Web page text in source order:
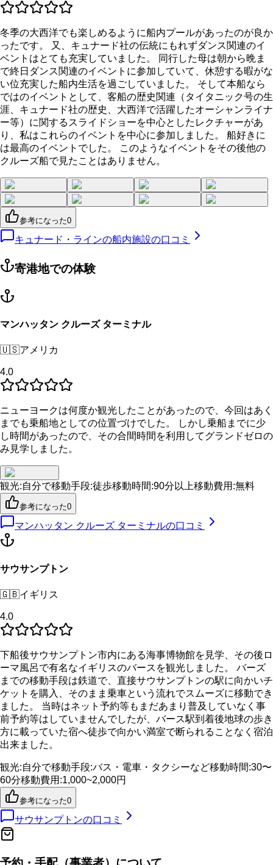
冬季の大西洋でも楽しめるように船内プールがあったのが良か
ったです。 又、キュナード社の伝統にもれずダンス関連のイ
ベントはとても充実していました。 同行した母は朝から晩ま
で終日ダンス関連のイベントに参加していて、休憩する暇がな
い位充実した船内生活を過ごしていました。 そして本船なら
ではのイベントとして、客船の歴史関連（タイタニック号の生
涯、キュナード社の歴史、大西洋で活躍したオーシャンライナ
ー等）に関するスライドショーを中心としたレクチャーがあ
り、私はこれらのイベントを中心に参加しました。 船好きに
は最高のイベントでした。 このようなイベントをその後他の
クルーズ船で見たことはありません。
参考になった0
キュナード・ラインの船内施設の口コミ
寄港地での体験
マンハッタン クルーズ ターミナル
🇺🇸アメリカ
4.0
ニューヨークは何度か観光したことがあったので、今回はあく
までも乗船地としての位置づけでした。 しかし乗船までに少
し時間があったので、その合間時間を利用してグランドゼロの
み見学しました。
観光:自分で移動手段:徒歩移動時間:90分以上移動費用 :無料
参考になった0
マンハッタン クルーズ ターミナルの口コミ
サウサンプトン
🇬🇧イギリス
4.0
下船後サウサンプトン市内にある海事博物館を見学、その後ロ
ーマ風呂で有名なイギリスのバースを観光しました。 バーズ
までの移動手段は鉄道で、直接サウサンプトンの駅に向かいチ
ケットを購入、そのまま乗車という流れでスムーズに移動でき
ました。 当時はネット予約等もまだあまり普及していなく事
前予約等はしていませんでしたが、バース駅到着後地球の歩き
方に載っていた宿へ徒歩で向かい満室で断られることなく宿泊
出来ました。
観光:自分で移動手段:バス・電車・タクシーなど移動時間:30〜
60分移動費用 :1,000~2,000円
参考になった0
サウサンプトンの口コミ